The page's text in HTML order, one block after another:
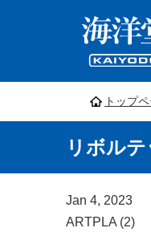
トップ
リボル
Jan 4, 2023
ARTPLA (2)